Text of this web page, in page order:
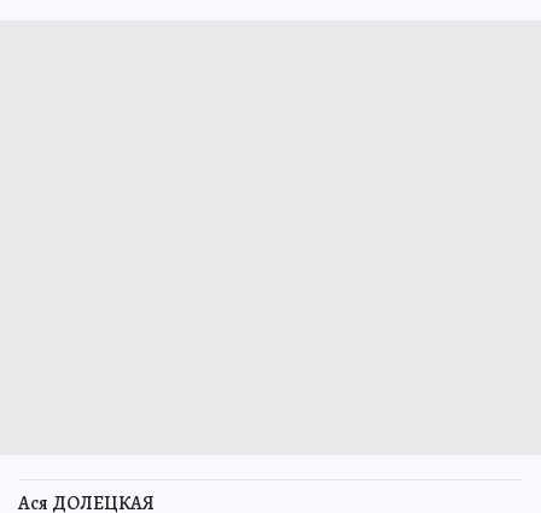
Ася ДОЛЕЦКАЯ